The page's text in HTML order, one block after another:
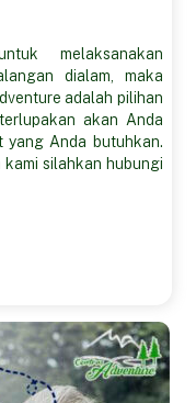
melaksanakan
dialam, maka
adalah pilihan
akan Anda
yang Anda butuhkan.
silahkan hubungi